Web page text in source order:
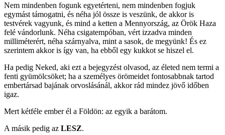
Nem mindenben fogunk egyetérteni, nem mindenben fogjuk
egymást támogatni, és néha jól össze is veszünk, de akkor is
testvérek vagyunk, és mind a ketten a Mennyország, az Örök Haza
felé vándorlunk. Néha csigatempóban, vért izzadva minden
milliméterért, néha szárnyalva, mint a sasok, de megyünk! És ez
szerintem akkor is így van, ha ebből egy kukkot se hiszel el.
Ha pedig Neked, aki ezt a bejegyzést olvasod, az életed nem termi a
fenti gyümölcsöket; ha a személyes örömeidet fontosabbnak tartod
embertársad bajának orvoslásánál, akkor rád mindez jövő időben
igaz.
Mert kétféle ember él a Földön: az egyik a barátom.
A másik pedig az LESZ.